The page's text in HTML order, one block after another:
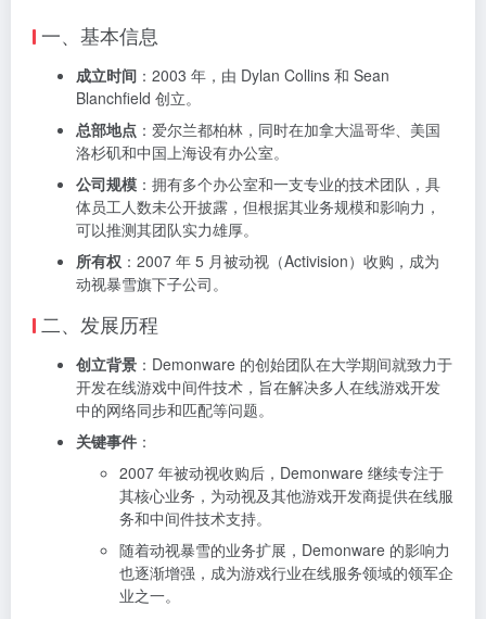
一、基本信息
成立时间 ：2003 年，由 Dylan Collins 和 Sean
Blanchfield 创立。
总部地点 ：爱尔兰都柏林，同时在加拿大温哥华、美国
洛杉矶和中国上海设有办公室。
公司规模 ：拥有多个办公室和一支专业的技术团队，具
体员工人数未公开披露，但根据其业务规模和影响力，
可以推测其团队实力雄厚。
所有权 ：2007 年 5 月被动视（Activision）收购，成为
动视暴雪旗下子公司。
二、发展历程
创立背景 ：Demonware 的创始团队在大学期间就致力于
开发在线游戏中间件技术，旨在解决多人在线游戏开发
中的网络同步和匹配等问题。
关键事件 ：
2007 年被动视收购后，Demonware 继续专注于
其核心业务，为动视及其他游戏开发商提供在线服
务和中间件技术支持。
随着动视暴雪的业务扩展，Demonware 的影响力
也逐渐增强，成为游戏行业在线服务领域的领军企
业之一。